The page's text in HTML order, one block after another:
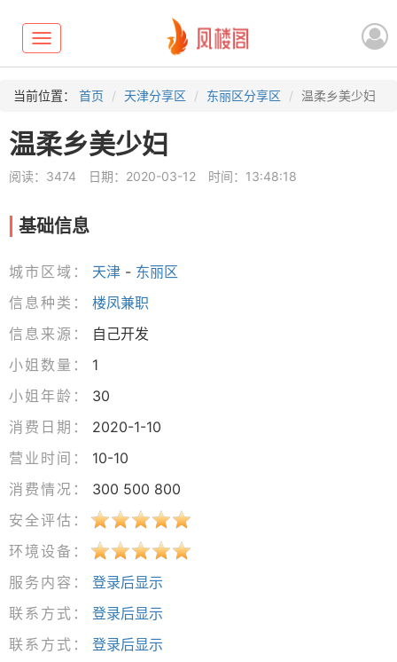
Toggle
navigation
当前位置： 首页 天津分享区 东丽区分享区 温柔乡美少妇
温柔乡美少妇
阅读：3474 日期：2020-03-12 时间：13:48:18
基础信息
城市区域： 天津 - 东丽区
信息种类：
楼凤兼职
信息来源：
自己开发
小姐数量：
1
小姐年龄：
30
消费日期：
2020-1-10
营业时间：
10-10
消费情况：
300 500 800
安全评估：
环境设备：
服务内容：
登录后显示
联系方式：
登录后显示
联系方式：
登录后显示